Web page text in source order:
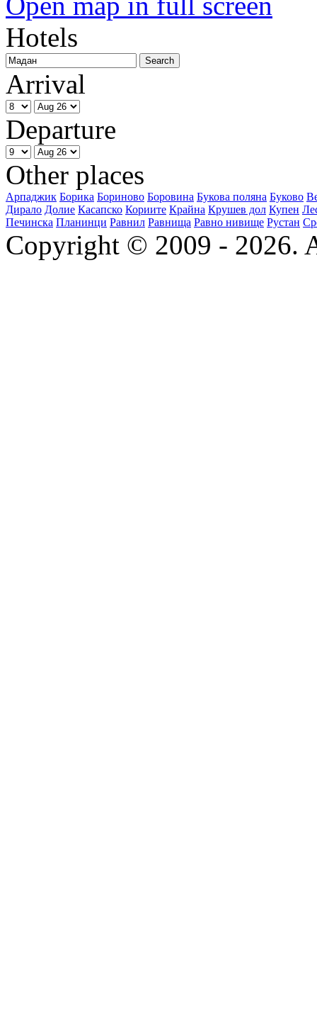
Hotels
Arrival
Departure
Other places
Арпаджик Борика Бориново Боровина Букова поляна Буково
Дирало Долие Касапско Кориите Крайна Крушев дол Купен
Печинска Планинци Равнил Равнища Равно нивище Рустан
Copyright © 2009 - 2026.